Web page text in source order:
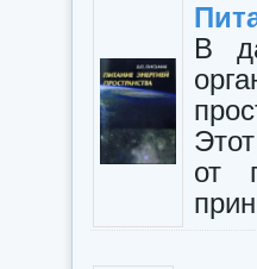
В
от